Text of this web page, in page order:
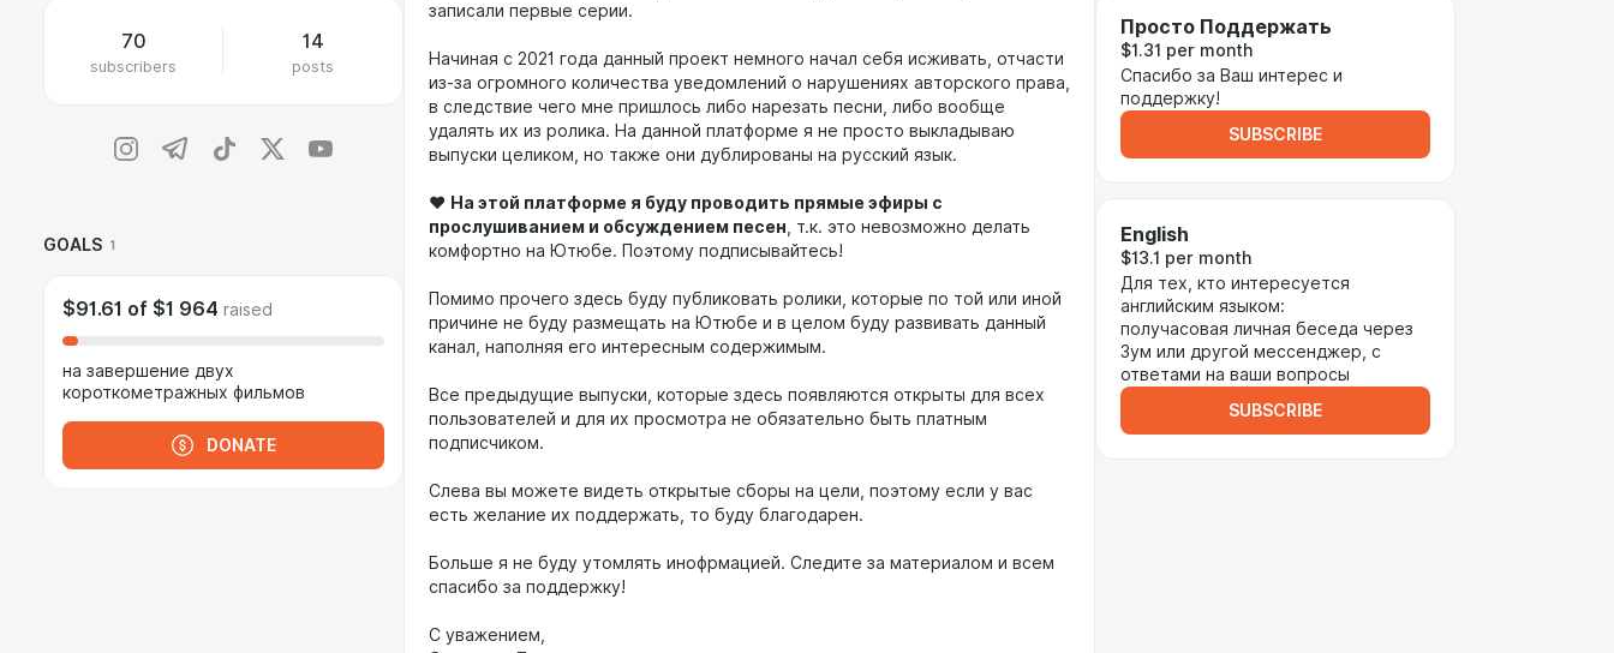
70
subscribers
14
posts
GOALS 1
$91.61 of $1 964 raised
на завершение двух
короткометражных фильмов
DONATE
записали первые серии.
Начиная с 2021 года данный проект немного начал себя исживать, отчасти
из-за огромного количества уведомлений о нарушениях авторского права,
в следствие чего мне пришлось либо нарезать песни, либо вообще
удалять их из ролика. На данной платформе я не просто выкладываю
выпуски целиком, но также они дублированы на русский язык.
❤️ На этой платформе я буду проводить прямые эфиры с
прослушиванием и обсуждением песен , т.к. это невозможно делать
комфортно на Ютюбе. Поэтому подписывайтесь!
Помимо прочего здесь буду публиковать ролики, которые по той или иной
причине не буду размещать на Ютюбе и в целом буду развивать данный
канал, наполняя его интересным содержимым.
Все предыдущие выпуски, которые здесь появляются открыты для всех
пользователей и для их просмотра не обязательно быть платным
подписчиком.
Слева вы можете видеть открытые сборы на цели, поэтому если у вас
есть желание их поддержать, то буду благодарен.
Больше я не буду утомлять инофрмацией. Следите за материалом и всем
спасибо за поддержку!
С уважением,
Просто Поддержать
$1.31 per month
Спасибо за Ваш интерес и
поддержку!
SUBSCRIBE
English
$13.1 per month
Для тех, кто интересуется
английским языком:
получасовая личная беседа через
Зум или другой мессенджер, с
ответами на ваши вопросы
SUBSCRIBE